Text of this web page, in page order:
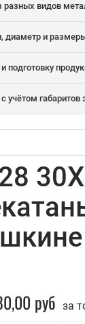
разных видов
диаметр и
подготовку
учётом габаритов
руб за